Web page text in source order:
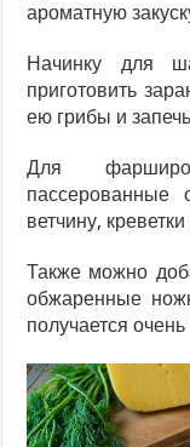
ароматную
Начинку для
приготовить
ею грибы и
Для
ветчину,
Также можно
обжаренные
получается